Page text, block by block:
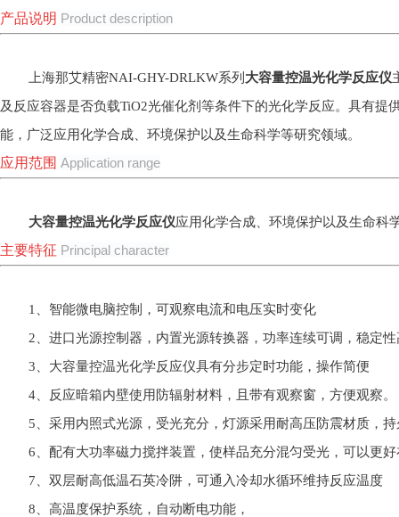
产品说明 Product description
上海那艾精密NAI-GHY-DRLKW系列 大容量控温光化学反应仪
及反应容器是否负载TiO2光催化剂等条件下的光化学反应。具有
能，广泛应用化学合成、环境保护以及生命科学等研究领域。
应用范围 Application range
大容量控温光化学反应仪应用化学合成、环境保护以及生命科
主要特征 Principal character
1、智能微电脑控制，可观察电流和电压实时变化
2、进口光源控制器，内置光源转换器，功率连续可调，稳定性
3、大容量控温光化学反应仪具有分步定时功能，操作简便
4、反应暗箱内壁使用防辐射材料，且带有观察窗，方便观察。
5、采用内照式光源，受光充分，灯源采用耐高压防震材质，
6、配有大功率磁力搅拌装置，使样品充分混匀受光，可以更
7、双层耐高低温石英冷阱，可通入冷却水循环维持反应温度
8、高温度保护系统，自动断电功能，